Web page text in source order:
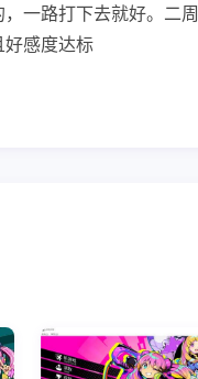
一路打下去就好。二
好感度达标